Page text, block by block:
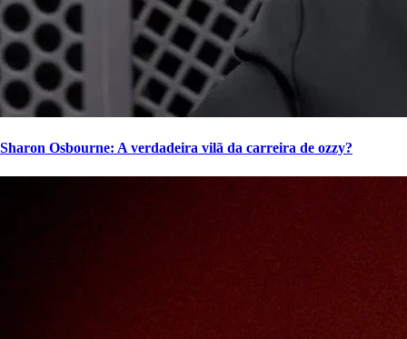
Sharon Osbourne: A verdadeira vilã da carreira de ozzy?